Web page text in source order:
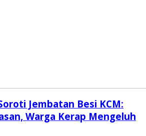
Jembatan Besi KCM:
Warga Kerap Mengeluh